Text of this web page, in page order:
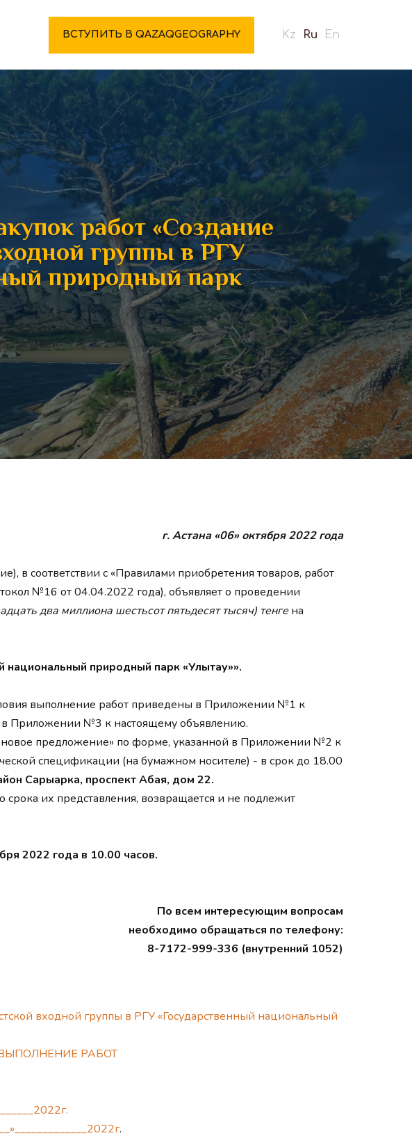
ВСТУПИТЬ В QAZAQGEOGRAPHY Kz Ru En
работ «Создание
группы в РГУ
природный парк
г. Астана «06» октября 2022 года
в соответствии с «Правилами приобретения товаров, работ
№16 от 04.04.2022 года), объявляет о проведении
два миллиона шестьсот пятьдесят тысяч) тенгена
национальный природный парк «Улытау»».
выполнение работ приведены в Приложении №1 к
в Приложении №3 к настоящему объявлению.
предложение» по форме, указанной в Приложении №2 к
спецификации (на бумажном носителе) - в срок до 18.00
Сарыарка, проспект Абая, дом 22.
их представления, возвращается и не подлежит
2022 года в 10.00 часов.
По всем интересующим вопросам
необходимо обращаться по телефону:
8-7172-999-336 (внутренний 1052)
входной группы в РГУ «Государственный национальный
ВЫПОЛНЕНИЕ РАБОТ
.